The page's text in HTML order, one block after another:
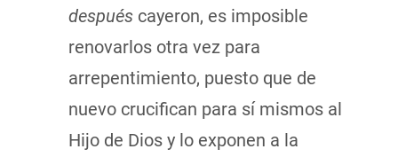
despuéscayeron, es imposible
renovarlos otra vez para
arrepentimiento, puesto que de
nuevo crucifican para sí mismos al
Hijo de Dios y lo exponen a la